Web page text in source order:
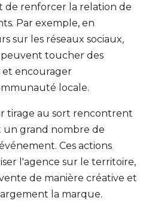
de renforcer la relation de
Par exemple, en
sur les réseaux sociaux,
peuvent toucher des
et encourager
locale.
tirage au sort rencontrent
un grand nombre de
Ces actions
l'agence sur le territoire,
de manière créative et
la marque.